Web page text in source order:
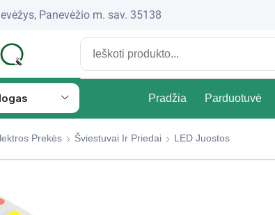
Panevėžio m. sav. 35138
Pradžia Parduotuvė
Prekės Šviestuvai Ir Priedai LED Juostos